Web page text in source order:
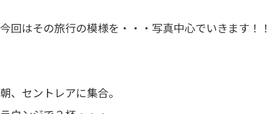
今回はその旅行の模様を・・・写真中心でいきます！！
朝、セントレアに集合。